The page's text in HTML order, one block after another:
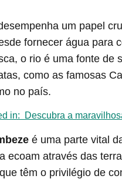
um papel
fornecer água para
o rio é uma fonte de
como as famosas
no país.
in: Descubra a
é uma parte vital
ecoam através das
têm o privilégio de